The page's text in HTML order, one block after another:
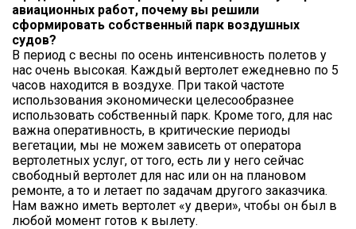
авиационных работ, почему вы решили
сформировать собственный парк воздушных
судов?
В период с весны по осень интенсивность полетов у
нас очень высокая. Каждый вертолет ежедневно по 5
часов находится в воздухе. При такой частоте
использования экономически целесообразнее
использовать собственный парк. Кроме того, для нас
важна оперативность, в критические периоды
вегетации, мы не можем зависеть от оператора
вертолетных услуг, от того, есть ли у него сейчас
свободный вертолет для нас или он на плановом
ремонте, а то и летает по задачам другого заказчика.
Нам важно иметь вертолет «у двери», чтобы он был в
любой момент готов к вылету.